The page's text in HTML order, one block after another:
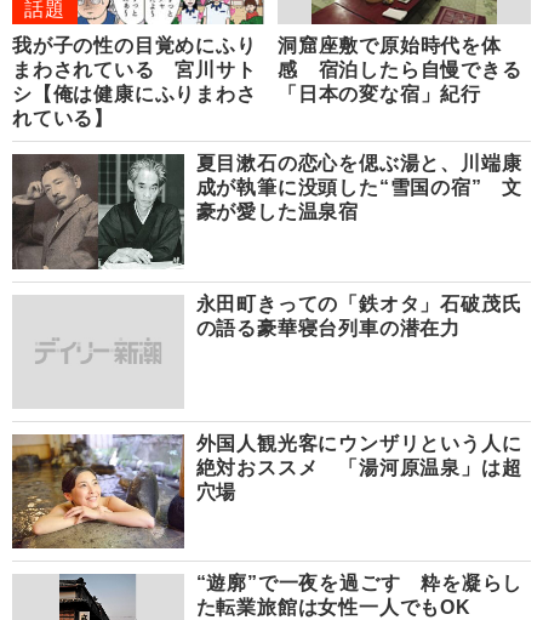
話題
我が子の性の目覚めにふり
まわされている 宮川サト
シ【俺は健康にふりまわさ
れている】
洞窟座敷で原始時代を体
感 宿泊したら自慢できる
「日本の変な宿」紀行
夏目漱石の恋心を偲ぶ湯と、川端康
成が執筆に没頭した“雪国の宿” 文
豪が愛した温泉宿
永田町きっての「鉄オタ」石破茂氏
の語る豪華寝台列車の潜在力
外国人観光客にウンザリという人に
絶対おススメ 「湯河原温泉」は超
穴場
“遊廓”で一夜を過ごす 粋を凝らし
た転業旅館は女性一人でもOK